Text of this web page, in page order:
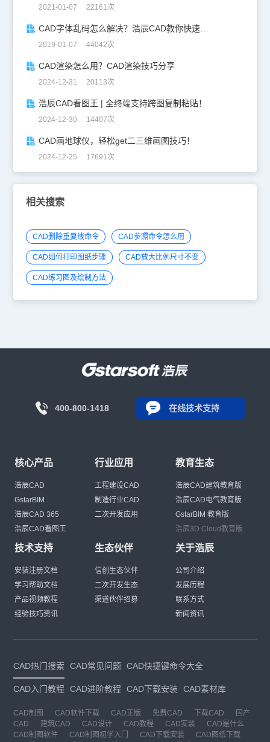
2021-01-07 22161次
CAD字体乱码怎么解决？浩辰CAD教你快速解决CAD字体乱码！
2019-01-07 44042次
CAD渲染怎么用？CAD渲染技巧分享
2024-12-31 20113次
浩辰CAD看图王 | 全终端支持跨图复制粘贴！
2024-12-30 14407次
CAD画地球仪，轻松get二三维画图技巧！
2024-12-25 17691次
相关搜索
CAD删除重复线命令 CAD参照命令怎么用
CAD如何打印图纸步骤 CAD放大比例尺寸不变
CAD练习图及绘制方法
400-800-1418 在线技术支持
核心产品
浩辰CAD
GstarBIM
浩辰CAD 365
浩辰CAD看图王
行业应用
工程建设CAD
制造行业CAD
二次开发应用
教育生态
浩辰CAD建筑教育版
浩辰CAD电气教育版
GstarBIM 教育版
浩辰3D Cloud教育版
技术支持
安装注册文档
学习帮助文档
产品视频教程
经验技巧资讯
生态伙伴
信创生态伙伴
二次开发生态
渠道伙伴招募
关于浩辰
公司介绍
发展历程
联系方式
新闻资讯
CAD热门搜索 CAD常见问题 CAD快捷键命令大全
CAD入门教程 CAD进阶教程 CAD下载安装 CAD素材库
CAD制图 CAD软件下载 CAD正版 免费CAD 下载CAD
国产
CAD
建筑CAD CAD设计 CAD教程 CAD安装
CAD是什么
CAD制图软件
CAD制图初学入门 CAD下载安装
CAD图纸下载